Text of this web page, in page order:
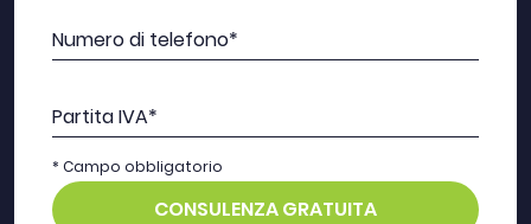
Numero di telefono*
Partita IVA*
* Campo obbligatorio
CONSULENZA GRATUITA